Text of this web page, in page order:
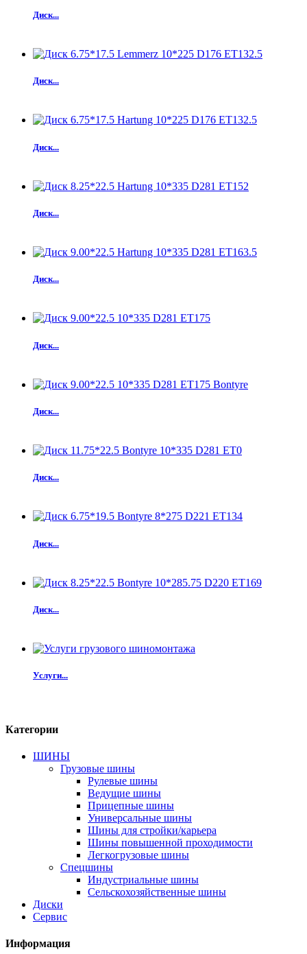
Диск...
Диск...
Диск...
Диск...
Диск...
Диск...
Диск...
Диск...
Диск...
Диск...
Услуги...
Категории
ШИНЫ
Грузовые шины
Рулевые шины
Ведущие шины
Прицепные шины
Универсальные шины
Шины для стройки/карьера
Шины повышенной проходимости
Легкогрузовые шины
Спецшины
Индустриальные шины
Сельскохозяйственные шины
Диски
Сервис
Информация